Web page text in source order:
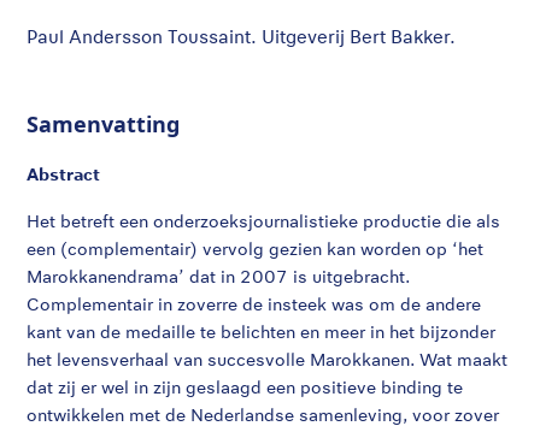
Paul Andersson Toussaint. Uitgeverij Bert Bakker.
Samenvatting
Abstract
Het betreft een onderzoeksjournalistieke productie die als
een (complementair) vervolg gezien kan worden op ‘het
Marokkanendrama’ dat in 2007 is uitgebracht.
Complementair in zoverre de insteek was om de andere
kant van de medaille te belichten en meer in het bijzonder
het levensverhaal van succesvolle Marokkanen. Wat maakt
dat zij er wel in zijn geslaagd een positieve binding te
ontwikkelen met de Nederlandse samenleving, voor zover